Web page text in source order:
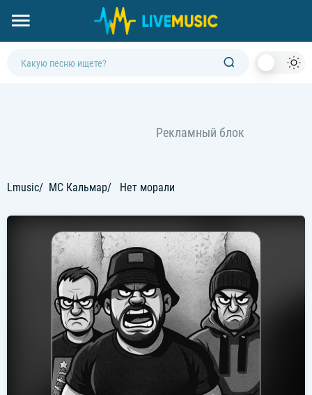
Lmusic MC Кальмар Нет морали